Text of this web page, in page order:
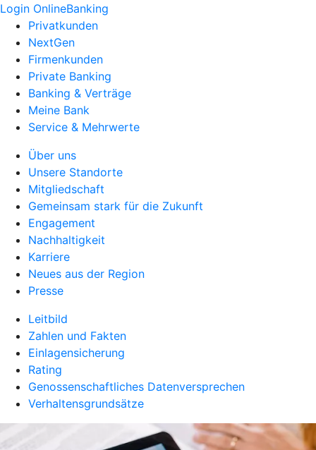
Login OnlineBanking
Privatkunden
NextGen
Firmenkunden
Private Banking
Banking & Verträge
Meine Bank
Service & Mehrwerte
Über uns
Unsere Standorte
Mitgliedschaft
Gemeinsam stark für die Zukunft
Engagement
Nachhaltigkeit
Karriere
Neues aus der Region
Presse
Leitbild
Zahlen und Fakten
Einlagensicherung
Rating
Genossenschaftliches Datenversprechen
Verhaltensgrundsätze